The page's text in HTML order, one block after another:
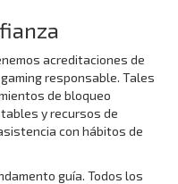
acreditaciones de
responsable. Tales
de bloqueo
y recursos de
con hábitos de
guía. Todos los